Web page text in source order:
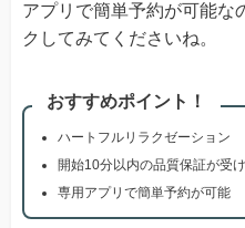
アプリで簡単予約が可能な
クしてみてくださいね。
おすすめポイント！
ハートフルリラクゼーション
開始10分以内の品質保証が受
専用アプリで簡単予約が可能